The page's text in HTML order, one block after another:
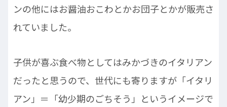
ンの他にはお醤油おこわとかお団子とかが販売さ
れていました。
子供が喜ぶ食べ物としてはみかづきのイタリアン
だったと思うので、世代にも寄りますが「イタリ
アン」＝「幼少期のごちそう」というイメージで